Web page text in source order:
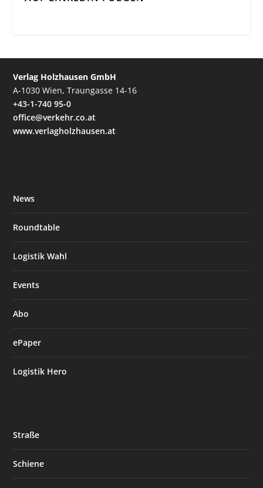
Verlag Holzhausen GmbH
A-1030 Wien, Traungasse 14-16
+43-1-740 95-0
office@verkehr.co.at
www.verlagholzhausen.at
News
Roundtable
Logistik Wahl
Events
Abo
ePaper
Logistik Hero
Straße
Schiene